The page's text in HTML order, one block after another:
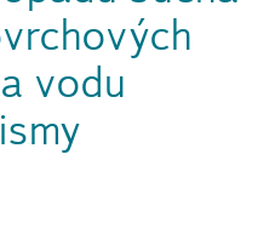
vodu